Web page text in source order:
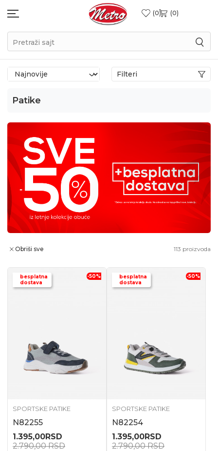
0 0
Pretraži sajt
Patike
Filteri
113 proizvoda
Obriši sve
besplatna
dostava
-50%
SPORTSKE PATIKE
N82255
1.395,00RSD
2.790,00RSD
besplatna
dostava
-50%
SPORTSKE PATIKE
N82254
1.395,00RSD
2.790,00RSD